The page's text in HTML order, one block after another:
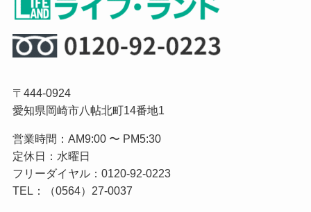
〒444-0924
愛知県岡崎市八帖北町14番地1
営業時間：AM9:00 〜 PM5:30
定休日：水曜日
フリーダイヤル：0120-92-0223
TEL：（0564）27-0037